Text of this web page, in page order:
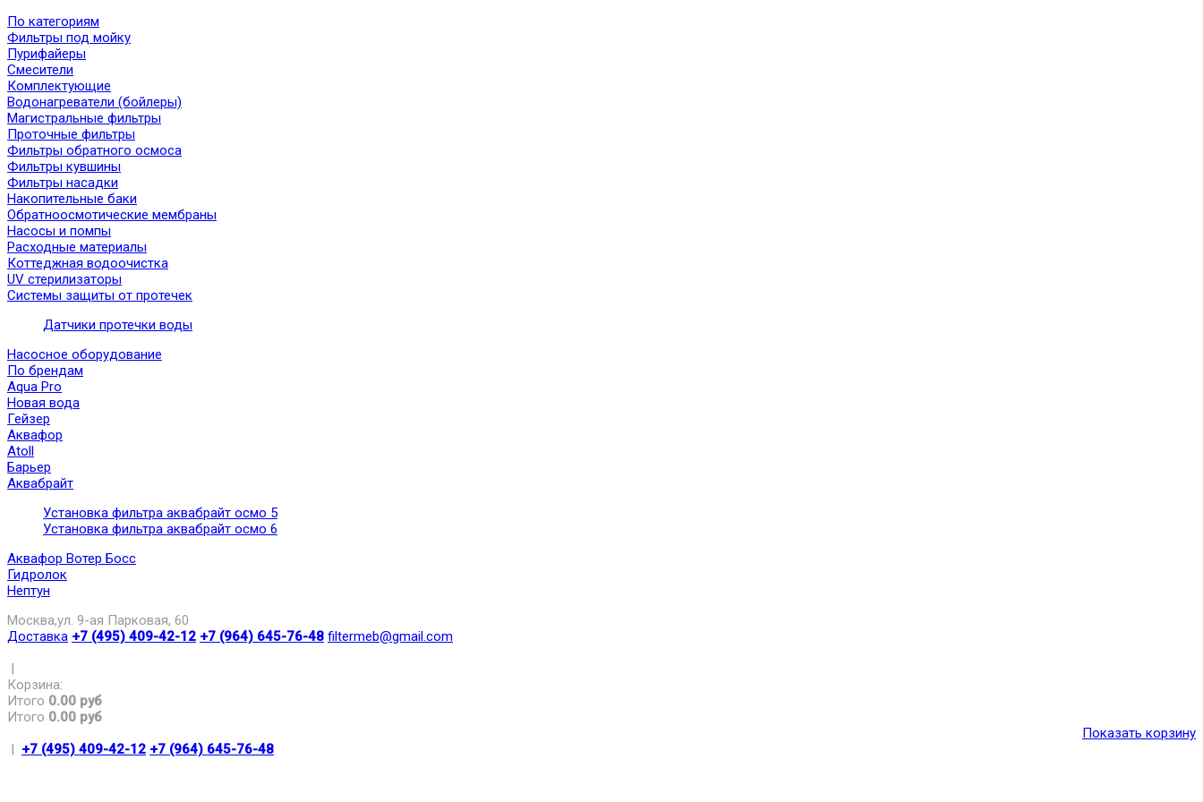
По категориям
Фильтры под мойку
Пурифайеры
Смесители
Комплектующие
Водонагреватели (бойлеры)
Магистральные фильтры
Проточные фильтры
Фильтры обратного осмоса
Фильтры кувшины
Фильтры насадки
Накопительные баки
Обратноосмотические мембраны
Насосы и помпы
Расходные материалы
Коттеджная водоочистка
UV стерилизаторы
Системы защиты от протечек
Датчики протечки воды
Насосное оборудование
По брендам
Aqua Pro
Новая вода
Гейзер
Аквафор
Atoll
Барьер
Аквабрайт
Установка фильтра аквабрайт осмо 5
Установка фильтра аквабрайт осмо 6
Аквафор Вотер Босс
Гидролок
Нептун
Москва,ул. 9-ая Парковая, 60
Доставка +7 (495) 409-42-12 +7 (964) 645-76-48 filtermeb@gmail.com
|
Корзина:
Итого 0.00 руб
Итого 0.00 руб
Показать корзину
| +7 (495) 409-42-12 +7 (964) 645-76-48